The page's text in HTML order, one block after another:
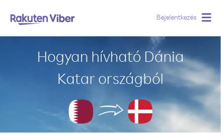
Bejelentkezés
Hogyan hívható Dánia
Katar országból